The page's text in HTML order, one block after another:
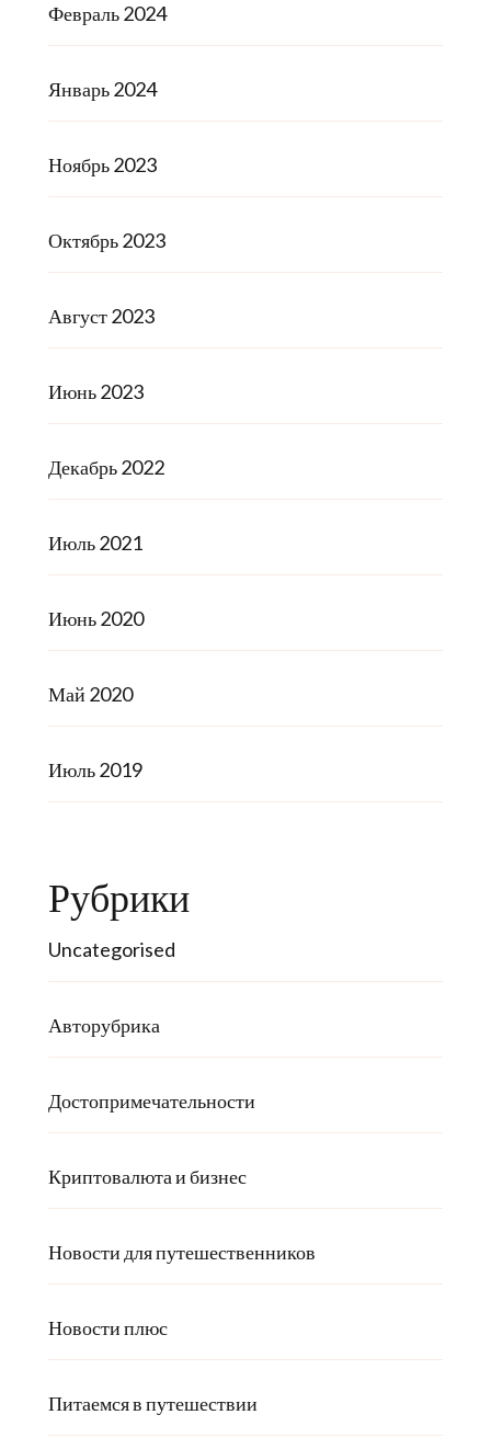
Февраль 2024
Январь 2024
Ноябрь 2023
Октябрь 2023
Август 2023
Июнь 2023
Декабрь 2022
Июль 2021
Июнь 2020
Май 2020
Июль 2019
Рубрики
Uncategorised
Авторубрика
Достопримечательности
Криптовалюта и бизнес
Новости для путешественников
Новости плюс
Питаемся в путешествии